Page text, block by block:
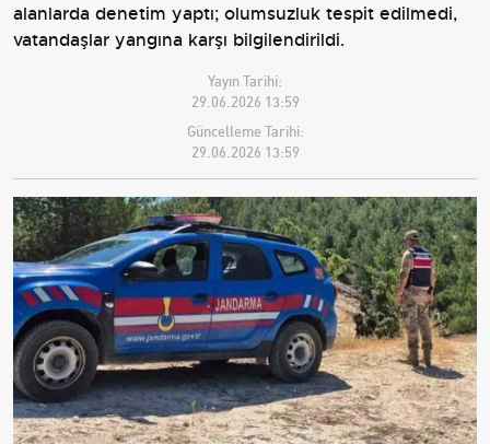
alanlarda denetim yaptı; olumsuzluk tespit edilmedi,
vatandaşlar yangına karşı bilgilendirildi.
Yayın Tarihi:
29.06.2026 13:59
Güncelleme Tarihi:
29.06.2026 13:59